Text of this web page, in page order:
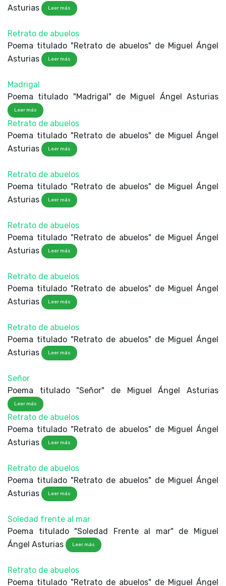
Asturias
Leer más
Retrato de abuelos
Poema titulado "Retrato de abuelos" de Miguel Ángel
Asturias
Leer más
Madrigal
Poema titulado "Madrigal" de Miguel Ángel Asturias
Leer más
Retrato de abuelos
Poema titulado "Retrato de abuelos" de Miguel Ángel
Asturias
Leer más
Retrato de abuelos
Poema titulado "Retrato de abuelos" de Miguel Ángel
Asturias
Leer más
Retrato de abuelos
Poema titulado "Retrato de abuelos" de Miguel Ángel
Asturias
Leer más
Retrato de abuelos
Poema titulado "Retrato de abuelos" de Miguel Ángel
Asturias
Leer más
Retrato de abuelos
Poema titulado "Retrato de abuelos" de Miguel Ángel
Asturias
Leer más
Señor
Poema titulado "Señor" de Miguel Ángel Asturias
Leer más
Retrato de abuelos
Poema titulado "Retrato de abuelos" de Miguel Ángel
Asturias
Leer más
Retrato de abuelos
Poema titulado "Retrato de abuelos" de Miguel Ángel
Asturias
Leer más
Soledad frente al mar
Poema titulado "Soledad Frente al mar" de Miguel
Ángel Asturias
Leer más
Retrato de abuelos
Poema titulado "Retrato de abuelos" de Miguel Ángel